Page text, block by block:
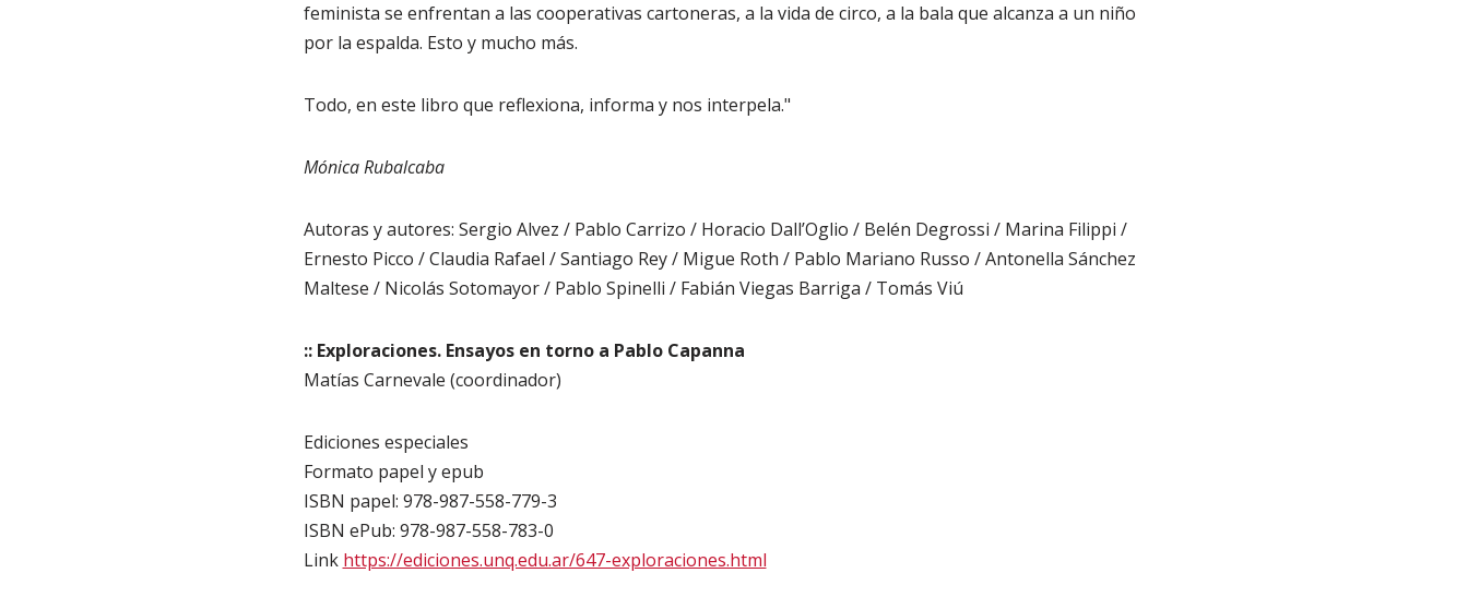
feminista se enfrentan a las cooperativas cartoneras, a la vida de circo, a la bala que alcanza a un niño
por la espalda. Esto y mucho más.
Todo, en este libro que reflexiona, informa y nos interpela."
Mónica Rubalcaba
Autoras y autores: Sergio Alvez / Pablo Carrizo / Horacio Dall’Oglio / Belén Degrossi / Marina Filippi /
Ernesto Picco / Claudia Rafael / Santiago Rey / Migue Roth / Pablo Mariano Russo / Antonella Sánchez
Maltese / Nicolás Sotomayor / Pablo Spinelli / Fabián Viegas Barriga / Tomás Viú
:: Exploraciones. Ensayos en torno a Pablo Capanna
Matías Carnevale (coordinador)
Ediciones especiales
Formato papel y epub
ISBN papel: 978-987-558-779-3
ISBN ePub: 978-987-558-783-0
Link https://ediciones.unq.edu.ar/647-exploraciones.html